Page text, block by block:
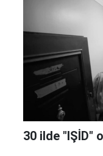
30 ilde "IŞİD"